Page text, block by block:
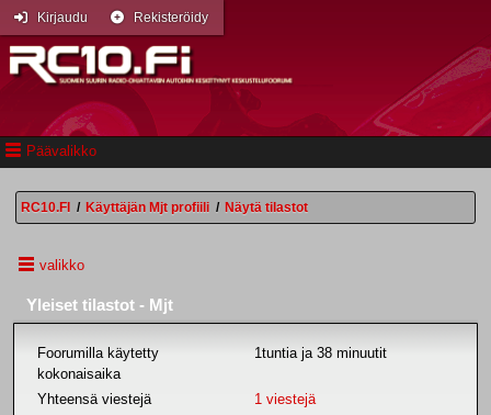
Päävalikko
Kirjaudu Rekisteröidy
RC10.FI / Käyttäjän Mjt profiili / Näytä tilastot
valikko
Yleiset tilastot - Mjt
Foorumilla käytetty
kokonaisaika
1tuntia ja 38 minuutit
Yhteensä viestejä
1 viestejä